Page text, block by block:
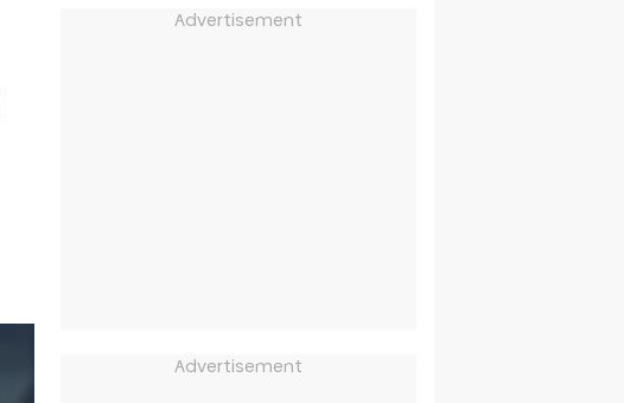
Advertisement
Advertisement